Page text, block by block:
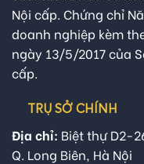
Nội cấp. Chứng chỉ
doanh nghiệp kèm
ngày 13/5/2017 của
cấp.
TRỤ SỞ CHÍNH
Địa chỉ: Biệt thự D2-
Q. Long Biên, Hà Nội